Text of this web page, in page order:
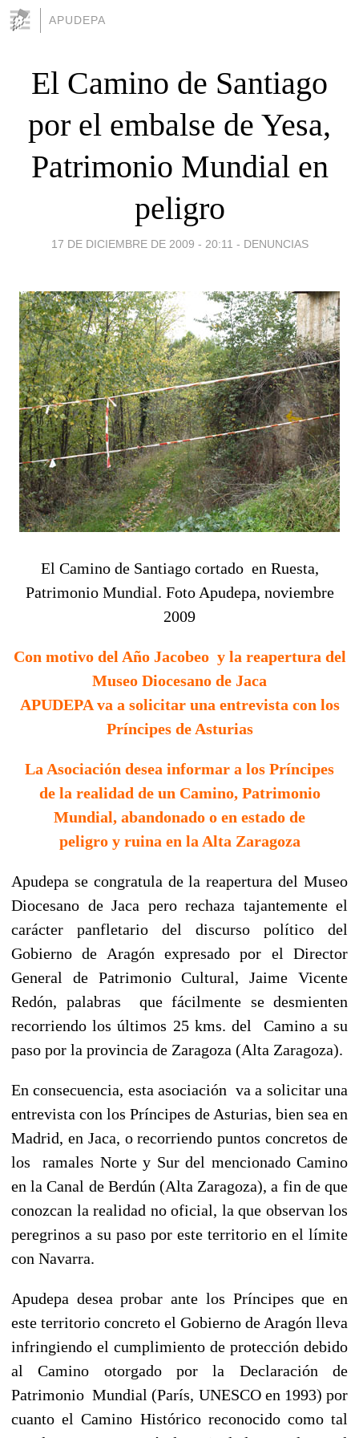
APUDEPA
El Camino de Santiago
por el embalse de Yesa,
Patrimonio Mundial en
peligro
17 DE DICIEMBRE DE 2009 - 20:11 - DENUNCIAS
El Camino de Santiago cortado en Ruesta,
Patrimonio Mundial. Foto Apudepa, noviembre
2009
Con motivo del Año Jacobeo y la reapertura del
Museo Diocesano de Jaca
APUDEPA va a solicitar una entrevista con los
Príncipes de Asturias
La Asociación desea informar a los Príncipes
de la realidad de un Camino, Patrimonio
Mundial, abandonado o en estado de
peligro y ruina en la Alta Zaragoza
Apudepa se congratula de la reapertura del Museo
Diocesano de Jaca pero rechaza tajantemente el
carácter panfletario del discurso político del
Gobierno de Aragón expresado por el Director
General de Patrimonio Cultural, Jaime Vicente
Redón, palabras que fácilmente se desmienten
recorriendo los últimos 25 kms. del Camino a su
paso por la provincia de Zaragoza (Alta Zaragoza).
En consecuencia, esta asociación va a solicitar una
entrevista con los Príncipes de Asturias, bien sea en
Madrid, en Jaca, o recorriendo puntos concretos de
los ramales Norte y Sur del mencionado Camino
en la Canal de Berdún (Alta Zaragoza), a fin de que
conozcan la realidad no oficial, la que observan los
peregrinos a su paso por este territorio en el límite
con Navarra.
Apudepa desea probar ante los Príncipes que en
este territorio concreto el Gobierno de Aragón lleva
infringiendo el cumplimiento de protección debido
al Camino otorgado por la Declaración de
Patrimonio Mundial (París, UNESCO en 1993) por
cuanto el Camino Histórico reconocido como tal